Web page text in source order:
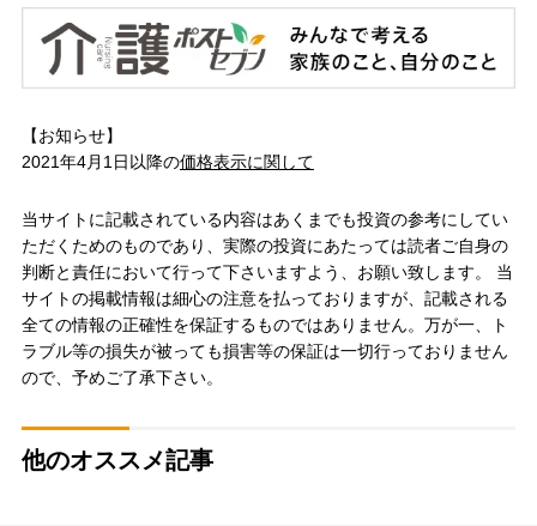
【お知らせ】
2021年4月1日以降の価格表示に関して
当サイトに記載されている内容はあくまでも投資の参考にしてい
ただくためのものであり、実際の投資にあたっては読者ご自身の
判断と責任において行って下さいますよう、お願い致します。 当
サイトの掲載情報は細心の注意を払っておりますが、記載される
全ての情報の正確性を保証するものではありません。万が一、ト
ラブル等の損失が被っても損害等の保証は一切行っておりません
ので、予めご了承下さい。
他のオススメ記事